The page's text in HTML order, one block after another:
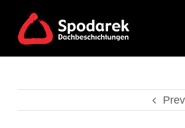
content